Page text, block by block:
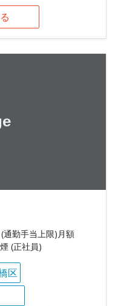
通勤手当上限)月額
(正社員)
区